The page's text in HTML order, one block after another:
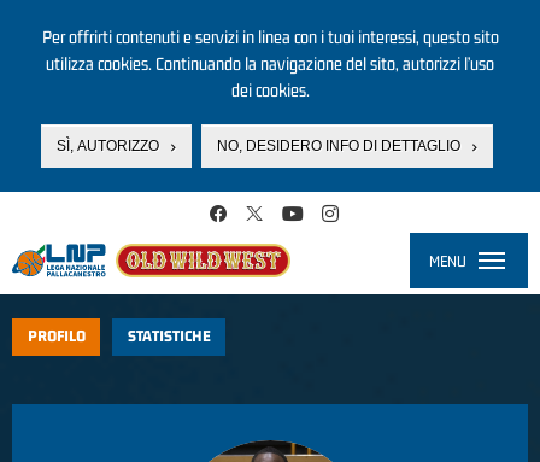
Per offrirti contenuti e servizi in linea con i tuoi interessi, questo sito
utilizza cookies. Continuando la navigazione del sito, autorizzi l’uso
dei cookies.
SÌ, AUTORIZZO NO, DESIDERO INFO DI DETTAGLIO
MENU
PROFILO STATISTICHE